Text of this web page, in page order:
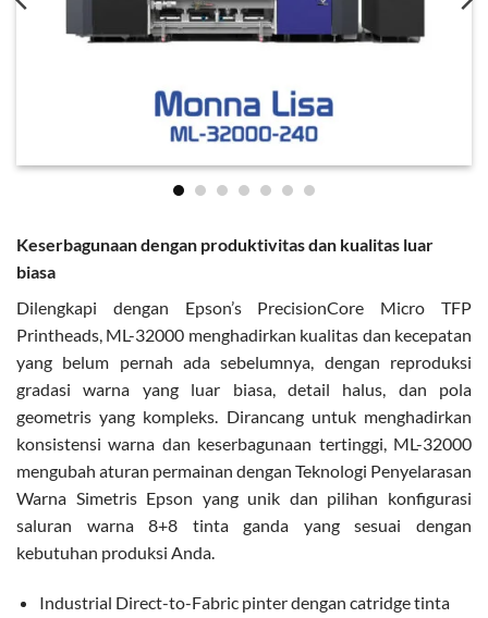
Keserbagunaan dengan produktivitas dan kualitas luar
biasa
Dilengkapi dengan Epson’s PrecisionCore Micro TFP
Printheads, ML-32000 menghadirkan kualitas dan kecepatan
yang belum pernah ada sebelumnya, dengan reproduksi
gradasi warna yang luar biasa, detail halus, dan pola
geometris yang kompleks. Dirancang untuk menghadirkan
konsistensi warna dan keserbagunaan tertinggi, ML-32000
mengubah aturan permainan dengan Teknologi Penyelarasan
Warna Simetris Epson yang unik dan pilihan konfigurasi
saluran warna 8+8 tinta ganda yang sesuai dengan
kebutuhan produksi Anda.
Industrial Direct-to-Fabric pinter dengan catridge tinta